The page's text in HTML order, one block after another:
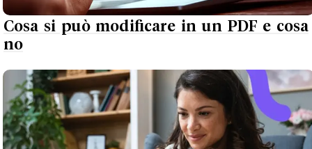
Cosa si può modificare in un PDF e cosa
no